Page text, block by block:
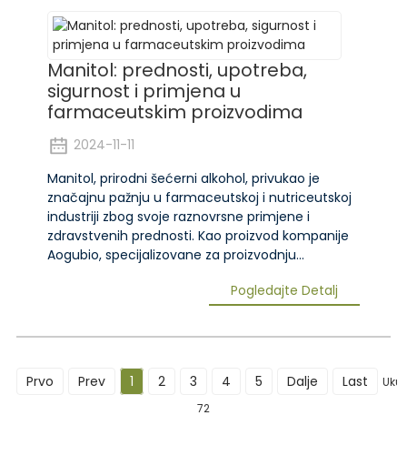
Manitol: prednosti, upotreba,
sigurnost i primjena u
farmaceutskim proizvodima
2024-11-11
Manitol, prirodni šećerni alkohol, privukao je
značajnu pažnju u farmaceutskoj i nutriceutskoj
industriji zbog svoje raznovrsne primjene i
zdravstvenih prednosti. Kao proizvod kompanije
Aogubio, specijalizovane za proizvodnju...
Pogledajte Detalj
Prvo Prev 1 2 3 4 5 Dalje Last
72